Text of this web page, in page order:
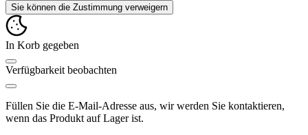
Sie können die Zustimmung verweigern
In Korb gegeben
Verfügbarkeit beobachten
Füllen Sie die E-Mail-Adresse aus, wir werden Sie kontaktieren,
wenn das Produkt auf Lager ist.